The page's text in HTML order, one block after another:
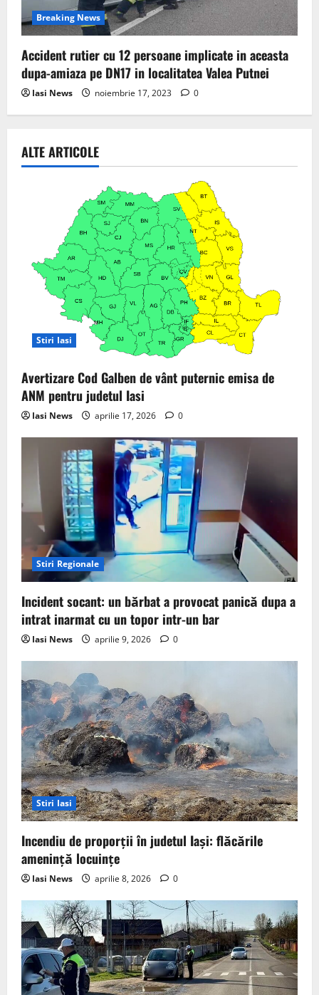
Breaking News
Accident rutier cu 12 persoane implicate in aceasta
dupa-amiaza pe DN17 in localitatea Valea Putnei
Iasi News noiembrie 17, 2023 0
ALTE ARTICOLE
Stiri Iasi
Avertizare Cod Galben de vânt puternic emisa de
ANM pentru judetul Iasi
Iasi News aprilie 17, 2026 0
Stiri Regionale
Incident socant: un bărbat a provocat panică dupa a
intrat inarmat cu un topor intr-un bar
Iasi News aprilie 9, 2026 0
Stiri Iasi
Incendiu de proporții în judetul Iași: flăcările
amenință locuințe
Iasi News aprilie 8, 2026 0